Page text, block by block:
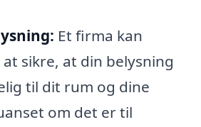
Et firma kan
sikre, at din belysning
til dit rum og dine
om det er til